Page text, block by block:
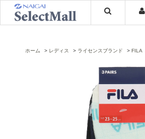
ホーム レディス ライセンスブランド FILA